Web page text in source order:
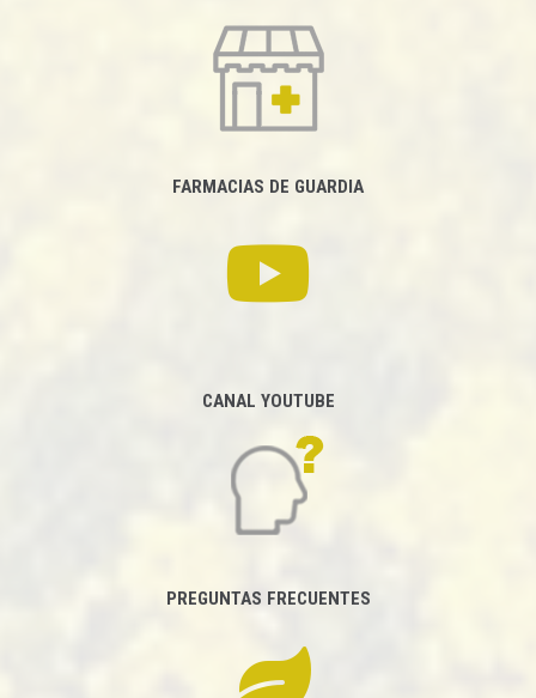
FARMACIAS DE GUARDIA
CANAL YOUTUBE
PREGUNTAS FRECUENTES